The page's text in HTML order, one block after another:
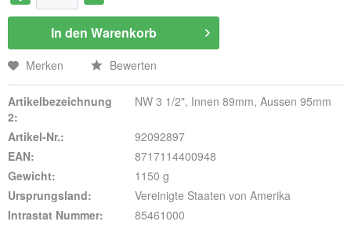
In den Warenkorb
Merken Bewerten
Artikelbezeichnung
2:
NW 3 1/2", Innen 89mm, Aussen 95mm
Artikel-Nr.:
92092897
EAN:
8717114400948
Gewicht:
1150 g
Ursprungsland:
Vereinigte Staaten von Amerika
Intrastat Nummer:
85461000